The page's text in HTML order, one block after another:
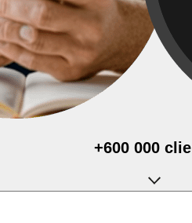
+600 000
pour piloter leur activité.